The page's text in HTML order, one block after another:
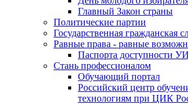
Главный Закон страны
Политические партии
Государственная гражданская
Равные права - равные
Паспорта доступности
Стань профессионалом
Обучающий портал
Российский центр
технологиям при ЦИК